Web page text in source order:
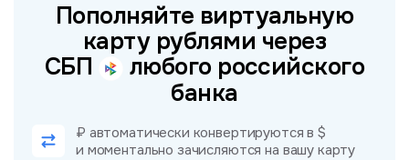
Пополняйте виртуальную
карту рублями через
СБП
любого российского
банка
₽ автоматически конвертируются в $
и моментально зачисляются на вашу карту